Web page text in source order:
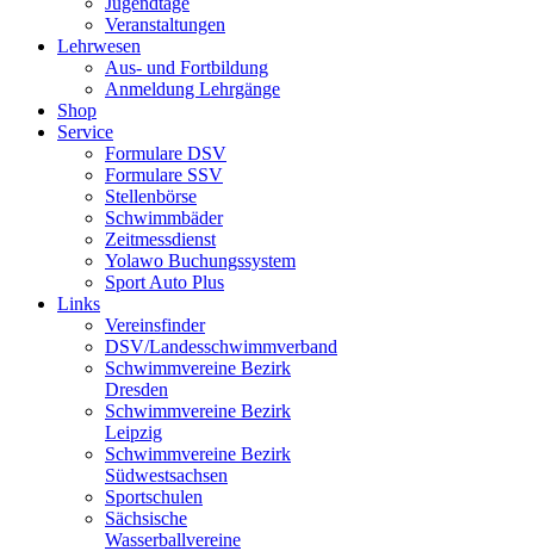
Veranstaltungen
Lehrwesen
Aus- und Fortbildung
Anmeldung Lehrgänge
Shop
Service
Formulare DSV
Formulare SSV
Stellenbörse
Schwimmbäder
Zeitmessdienst
Yolawo Buchungssystem
Sport Auto Plus
Links
Vereinsfinder
DSV/Landesschwimmverband
Schwimmvereine Bezirk
Dresden
Schwimmvereine Bezirk
Leipzig
Schwimmvereine Bezirk
Südwestsachsen
Sportschulen
Sächsische
Wasserballvereine